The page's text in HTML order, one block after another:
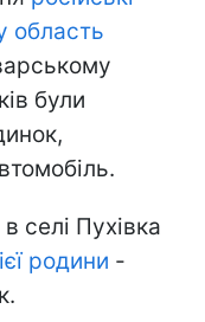
область
були
селі Пухівка
родини -